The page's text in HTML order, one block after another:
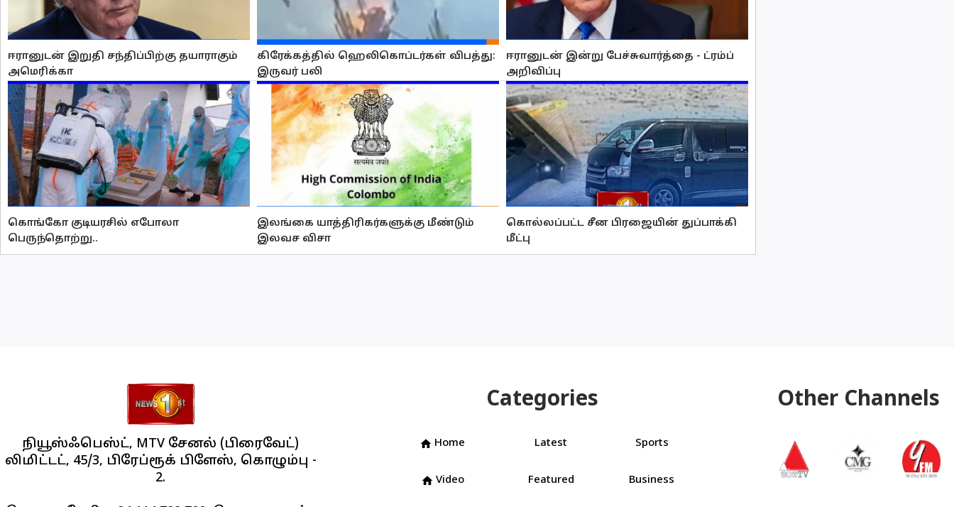
ஈரானுடன் இறுதி சந்திப்பிற்கு தயாராகும்
அமெரிக்கா
கிரேக்கத்தில் ஹெலிகொப்டர்கள் விபத்து:
இருவர் பலி
ஈரானுடன் இன்று பேச்சுவார்த்தை - ட்ரம்ப்
அறிவிப்பு
கொங்கோ குடியரசில் எபோலா
பெருந்தொற்று..
இலங்கை யாத்திரிகர்களுக்கு மீண்டும்
இலவச விசா
கொல்லப்பட்ட சீன பிரஜையின் துப்பாக்கி
மீட்பு
நியூஸ்ஃபெஸ்ட், MTV சேனல் (பிரைவேட்)
லிமிட்டட், 45/3, பிரேப்ரூக் பிளேஸ், கொழும்பு -
2.
Categories
home Home Latest Sports
home Video Featured Business
Other Channels